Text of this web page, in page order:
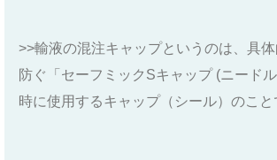
>>輸液の混注キャップというのは、具
防ぐ「セーフミックSキャップ (ニード
時に使用するキャップ（シール）のこ